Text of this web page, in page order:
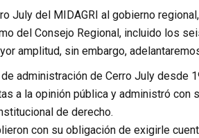
July del MIDAGRI al gobierno
del Consejo Regional, incluido los
amplitud, sin embargo,
administración de Cerro July desde
a la opinión pública y administró
de derecho.
con su obligación de exigirle